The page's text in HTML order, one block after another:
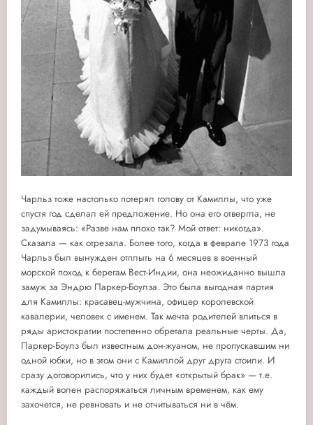
Чарльз тоже настолько потерял голову от Камиллы, что уже
спустя год сделал ей предложение. Но она его отвергла, не
задумываясь: «Разве нам плохо так? Мой ответ: никогда».
Сказала — как отрезала. Более того, когда в феврале 1973 года
Чарльз был вынужден отплыть на 6 месяцев в военный
морской поход к берегам Вест-Индии, она неожиданно вышла
замуж за Эндрю Паркер-Боулза. Это была выгодная партия
для Камиллы: красавец-мужчина, офицер королевской
кавалерии, человек с именем. Так мечта родителей влиться в
ряды аристократии постепенно обретала реальные черты. Да,
Паркер-Боулз был известным дон-жуаном, не пропускавшим ни
одной юбки, но в этом они с Камиллой друг друга стоили. И
сразу договорились, что у них будет «открытый брак» — т.е.
каждый волен распоряжаться личным временем, как ему
захочется, не ревновать и не отчитываться ни в чём.